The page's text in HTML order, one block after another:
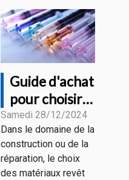
Guide d'achat
pour choisir
les meilleures
aiguilles en
fibre de verre
et recharges
Samedi 28/12/2024
Dans le domaine de la
construction ou de la
réparation, le choix
des matériaux revêt